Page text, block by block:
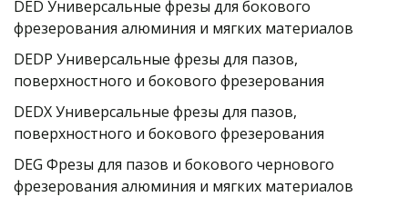
DED Универсальные фрезы для бокового
фрезерования алюминия и мягких материалов
DEDP Универсальные фрезы для пазов,
поверхностного и бокового фрезерования
DEDX Универсальные фрезы для пазов,
поверхностного и бокового фрезерования
DEG Фрезы для пазов и бокового чернового
фрезерования алюминия и мягких материалов